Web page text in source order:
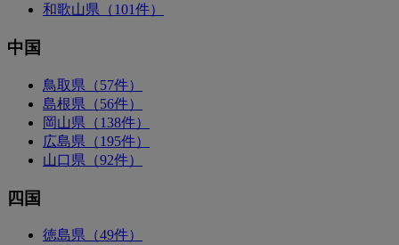
和歌山県（101件）
中国
鳥取県（57件）
島根県（56件）
岡山県（138件）
広島県（195件）
山口県（92件）
四国
徳島県（49件）